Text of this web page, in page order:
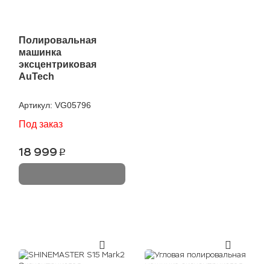
Полировальная
машинка
эксцентриковая
AuTech
Артикул: VG05796
Под заказ
18 999 p